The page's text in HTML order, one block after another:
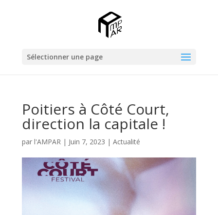
Sélectionner une page
Poitiers à Côté Court,
direction la capitale !
par l'AMPAR| Juin 7, 2023 | Actualité